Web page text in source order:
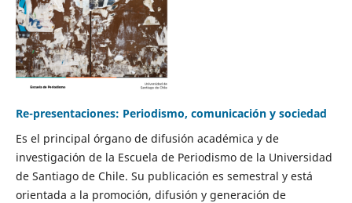
Re-presentaciones: Periodismo, comunicación y sociedad
Es el principal órgano de difusión académica y de
investigación de la Escuela de Periodismo de la Universidad
de Santiago de Chile. Su publicación es semestral y está
orientada a la promoción, difusión y generación de